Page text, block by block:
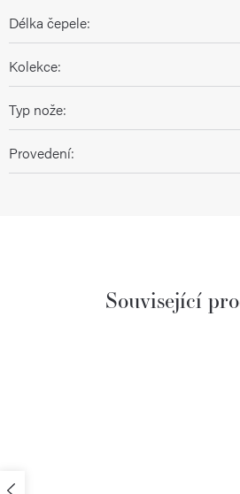
Délka čepele:
Kolekce:
Typ nože:
Provedení:
Související